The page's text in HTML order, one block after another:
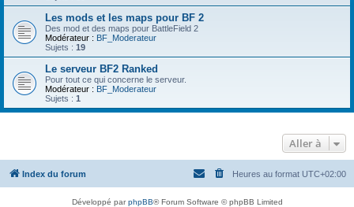
r
Les mods et les maps pour BF 2
Des mod et des maps pour BattleField 2
Modérateur : BF_Moderateur
Sujets : 19
Le serveur BF2 Ranked
Pour tout ce qui concerne le serveur.
Modérateur : BF_Moderateur
Sujets : 1
Aller à
Index du forum Heures au format UTC+02:00
Développé parphpBB® Forum Software © phpBB Limited